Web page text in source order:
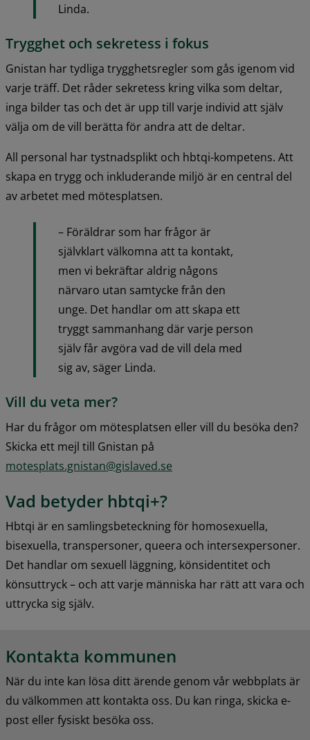
Linda.
Trygghet och sekretess i fokus
Gnistan har tydliga trygghetsregler som gås igenom vid
varje träff. Det råder sekretess kring vilka som deltar,
inga bilder tas och det är upp till varje individ att själv
välja om de vill berätta för andra att de deltar.
All personal har tystnadsplikt och hbtqi-kompetens. Att
skapa en trygg och inkluderande miljö är en central del
av arbetet med mötesplatsen.
– Föräldrar som har frågor är
självklart välkomna att ta kontakt,
men vi bekräftar aldrig någons
närvaro utan samtycke från den
unge. Det handlar om att skapa ett
tryggt sammanhang där varje person
själv får avgöra vad de vill dela med
sig av, säger Linda.
Vill du veta mer?
Har du frågor om mötesplatsen eller vill du besöka den?
motesplats.gnistan@gislaved.se
Vad betyder hbtqi+?
Hbtqi är en samlingsbeteckning för homosexuella,
bisexuella, transpersoner, queera och intersexpersoner.
Det handlar om sexuell läggning, könsidentitet och
könsuttryck – och att varje människa har rätt att vara och
uttrycka sig själv.
Kontakta kommunen
När du inte kan lösa ditt ärende genom vår webbplats är
du välkommen att kontakta oss. Du kan ringa, skicka e-
post eller fysiskt besöka oss.